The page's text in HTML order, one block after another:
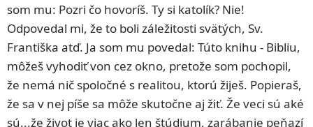
som mu: Pozri čo hovoríš. Ty si katolík? Nie!
Odpovedal mi, že to boli záležitosti svätých, Sv.
Františka atď. Ja som mu povedal: Túto knihu - Bibliu,
môžeš vyhodiť von cez okno, pretože som pochopil,
že nemá nič spoločné s realitou, ktorú žiješ. Popieraš,
že sa v nej píše sa môže skutočne aj žiť. Že veci sú aké
sú...že život je viac ako len štúdium, zarábanie peňazí